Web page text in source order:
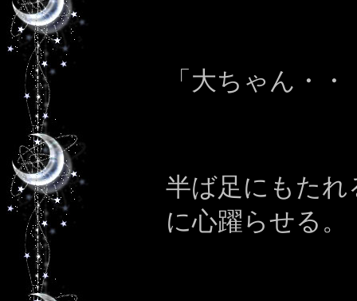
「大ちゃん・・
半ば足にもた
に心躍らせる。